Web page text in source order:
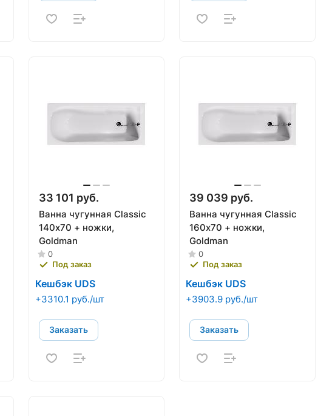
33 101 руб.
Ванна чугунная Classic
140х70 + ножки,
Goldman
0
Под заказ
Кешбэк UDS
+3310.1 руб./шт
Заказать
39 039 руб.
Ванна чугунная Classic
160х70 + ножки,
Goldman
0
Под заказ
Кешбэк UDS
+3903.9 руб./шт
Заказать